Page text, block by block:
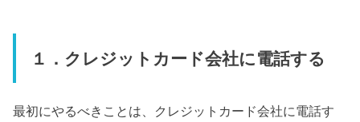
１．クレジットカード会社に電話する
最初にやるべきことは、クレジットカード会社に電話す